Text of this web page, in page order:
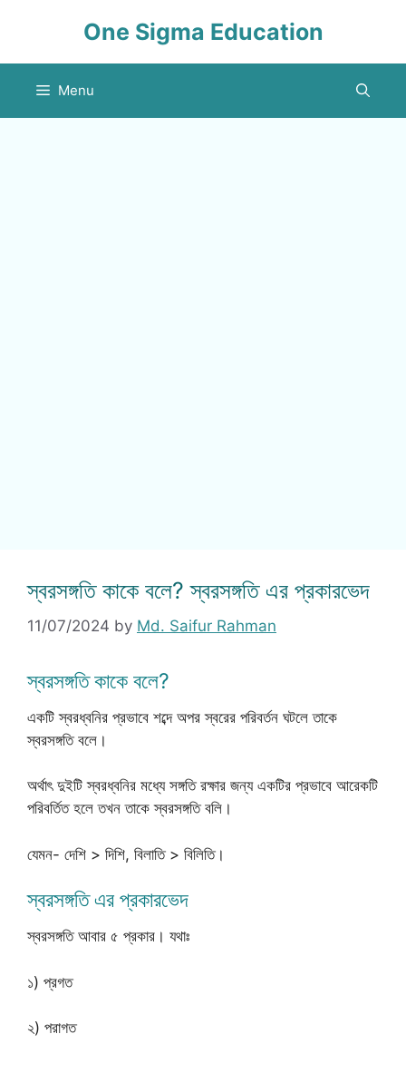
One Sigma Education
Menu
স্বরসঙ্গতি কাকে বলে? স্বরসঙ্গতি এর প্রকারভেদ
11/07/2024 by Md. Saifur Rahman
স্বরসঙ্গতি কাকে বলে?
একটি স্বরধ্বনির প্রভাবে শব্দে অপর স্বরের পরিবর্তন ঘটলে তাকে
স্বরসঙ্গতি বলে।
অর্থাৎ দুইটি স্বরধ্বনির মধ্যে সঙ্গতি রক্ষার জন্য একটির প্রভাবে আরেকটি
পরিবর্তিত হলে তখন তাকে স্বরসঙ্গতি বলি।
যেমন- দেশি > দিশি, বিলাতি > বিলিতি।
স্বরসঙ্গতি এর প্রকারভেদ
স্বরসঙ্গতি আবার ৫ প্রকার। যথাঃ
১) প্রগত
২) পরাগত